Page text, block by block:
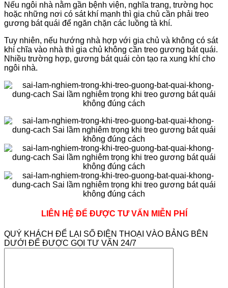
Nếu ngôi nhà nằm gần bệnh viện, nghĩa trang, trường học
hoặc những nơi có sát khí mạnh thì gia chủ cần phải treo
gương bát quái để ngăn chặn các luồng tà khí.
Tuy nhiên, nếu hướng nhà hợp với gia chủ và không có sát
khí chĩa vào nhà thì gia chủ không cần treo gương bát quái.
Nhiều trường hợp, gương bát quái còn tạo ra xung khí cho
ngôi nhà.
LIÊN HỆ ĐỂ ĐƯỢC TƯ VẤN MIỄN PHÍ
QUÝ KHÁCH ĐỂ LẠI SỐ ĐIỆN THOẠI VÀO BẢNG BÊN
DƯỚI ĐỂ ĐƯỢC GỌI TƯ VẤN 24/7